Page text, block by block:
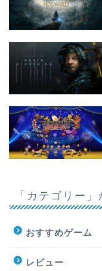
「カテゴリー
おすすめゲーム
レビュー